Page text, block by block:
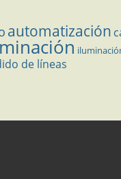
automatización
de líneas